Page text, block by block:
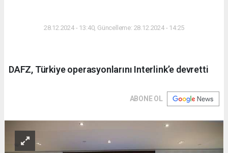
28.12.2024 - 13:40, Güncelleme: 28.12.2024 - 14:25
DAFZ, Türkiye operasyonlarını Interlink’e devretti
ABONE OL